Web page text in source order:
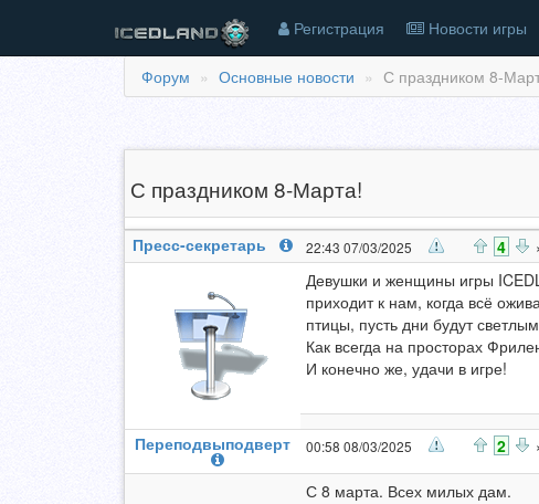
Регистрация Новости игры
Форум Основные новости С праздником 8-
С праздником 8-Марта!
Пресс-секретарь 22:43 07/03/2025 4
Девушки и женщины игры
приходит к нам, когда всё
птицы, пусть дни будут
Как всегда на просторах
И конечно же, удачи в игре!
Переподвыподверт 00:58 08/03/2025 2
С 8 марта. Всех милых дам.